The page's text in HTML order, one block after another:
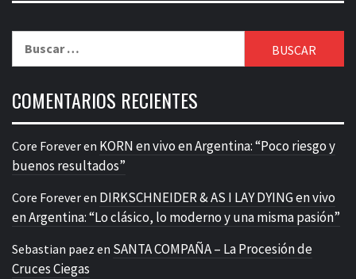
COMENTARIOS RECIENTES
Core Foreveren KORN en vivo en Argentina: “Poco riesgo y
buenos resultados”
Core Foreveren DIRKSCHNEIDER & AS I LAY DYING en vivo
en Argentina: “Lo clásico, lo moderno y una misma pasión”
Sebastian paez en SANTA COMPAÑA – La Procesión de
Cruces Ciegas